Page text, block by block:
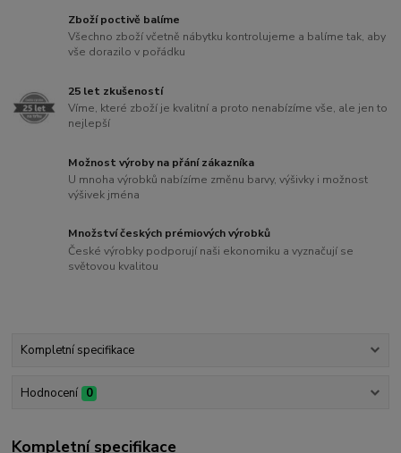
Zboží poctivě balíme
Všechno zboží včetně nábytku kontrolujeme a balíme tak, aby
vše dorazilo v pořádku
25 let zkušeností
Víme, které zboží je kvalitní a proto nenabízíme vše, ale jen to
nejlepší
Možnost výroby na přání zákazníka
U mnoha výrobků nabízíme změnu barvy, výšivky i možnost
výšivek jména
Množství českých prémiových výrobků
České výrobky podporují naši ekonomiku a vyznačují se
světovou kvalitou
Kompletní specifikace
Hodnocení 0
Kompletní specifikace